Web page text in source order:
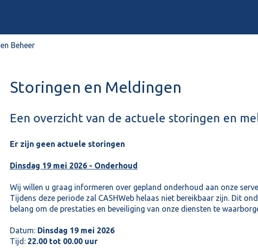
Beheer
Storingen en Meldingen
Een overzicht van de actuele storingen en
Er zijn geen actuele storingen
Dinsdag 19 mei 2026 - Onderhoud
Wij willen u graag informeren over gepland onderhoud aan onze
Tijdens deze periode zal CASHWeb helaas niet bereikbaar zijn. Dit
belang om de prestaties en beveiliging van onze diensten te
Datum: Dinsdag 19 mei 2026
Tijd: 22.00 tot 00.00 uur